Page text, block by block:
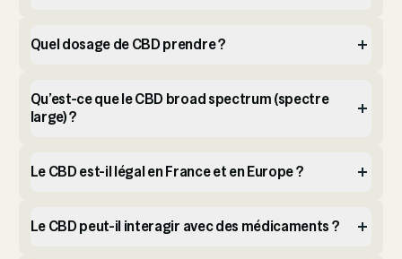
Quel dosage de CBD prendre ?
Qu’est-ce que le CBD broad spectrum (spectre
large) ?
Le CBD est-il légal en France et en Europe ?
Le CBD peut-il interagir avec des médicaments ?